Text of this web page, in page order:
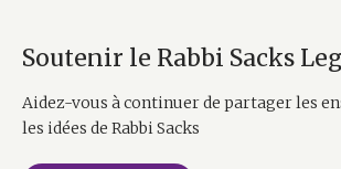
Soutenir le Rabbi Sacks
Aidez-vous à continuer de partager les
les idées de Rabbi Sacks